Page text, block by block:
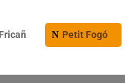
Fricañ Petit Fogó